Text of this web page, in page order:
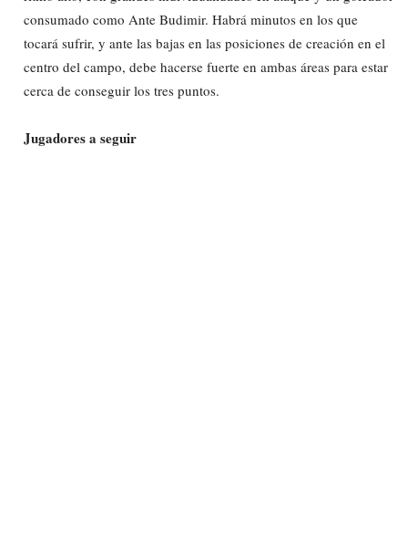
consumado como Ante Budimir. Habrá minutos en los que
tocará sufrir, y ante las bajas en las posiciones de creación en el
centro del campo, debe hacerse fuerte en ambas áreas para estar
cerca de conseguir los tres puntos.
Jugadores a seguir